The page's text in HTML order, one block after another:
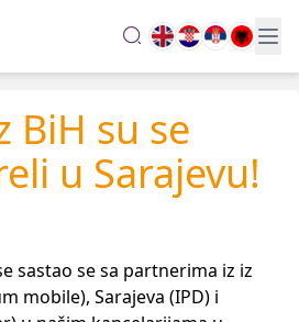
search
BiH su se
u Sarajevu!
sastao se sa partnerima iz iz
mobile), Sarajeva (IPD) i